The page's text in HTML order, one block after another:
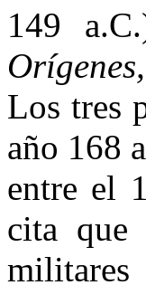
149
Orígenes,
Los tres
año 168
entre el
cita que